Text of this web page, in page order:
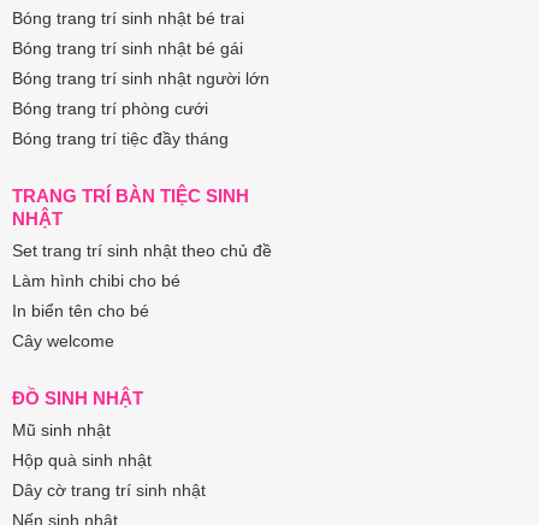
Bóng trang trí sinh nhật bé trai
Bóng trang trí sinh nhật bé gái
Bóng trang trí sinh nhật người lớn
Bóng trang trí phòng cưới
Bóng trang trí tiệc đầy tháng
TRANG TRÍ BÀN TIỆC SINH
NHẬT
Set trang trí sinh nhật theo chủ đề
Làm hình chibi cho bé
In biển tên cho bé
Cây welcome
ĐỒ SINH NHẬT
Mũ sinh nhật
Hộp quà sinh nhật
Dây cờ trang trí sinh nhật
Nến sinh nhật